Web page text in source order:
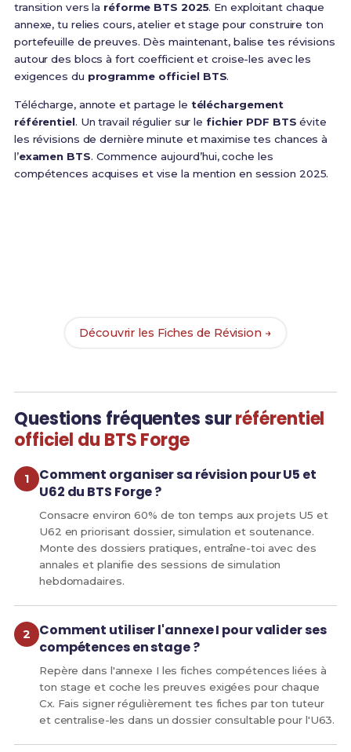
transition vers la réforme BTS 2025. En exploitant chaque
annexe, tu relies cours, atelier et stage pour construire ton
portefeuille de preuves. Dès maintenant, balise tes révisions
autour des blocs à fort coefficient et croise-les avec les
exigences du programme officiel BTS.
Télécharge, annote et partage le téléchargement
référentiel. Un travail régulier sur le fichier PDF BTS évite
les révisions de dernière minute et maximise tes chances à
l’examen BTS. Commence aujourd’hui, coche les
compétences acquises et vise la mention en session 2025.
Découvrir les Fiches de Révision →
Questions fréquentes surréférentiel
officiel du BTS Forge
Comment organiser sa révision pour U5 et
U62 du BTS Forge ?
Consacre environ 60% de ton temps aux projets U5 et
U62 en priorisant dossier, simulation et soutenance.
Monte des dossiers pratiques, entraîne-toi avec des
annales et planifie des sessions de simulation
hebdomadaires.
Comment utiliser l'annexe I pour valider ses
compétences en stage ?
Repère dans l'annexe I les fiches compétences liées à
ton stage et coche les preuves exigées pour chaque
Cx. Fais signer régulièrement tes fiches par ton tuteur
et centralise-les dans un dossier consultable pour l'U63.